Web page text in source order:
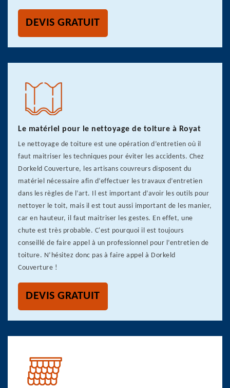
DEVIS GRATUIT
Le matériel pour le nettoyage de toiture à Royat
Le nettoyage de toiture est une opération d’entretien où il
faut maitriser les techniques pour éviter les accidents. Chez
Dorkeld Couverture, les artisans couvreurs disposent du
matériel nécessaire afin d’effectuer les travaux d’entretien
dans les règles de l’art. Il est important d’avoir les outils pour
nettoyer le toit, mais il est tout aussi important de les manier,
car en hauteur, il faut maitriser les gestes. En effet, une
chute est très probable. C'est pourquoi il est toujours
conseillé de faire appel à un professionnel pour l’entretien de
toiture. N’hésitez donc pas à faire appel à Dorkeld
Couverture !
DEVIS GRATUIT